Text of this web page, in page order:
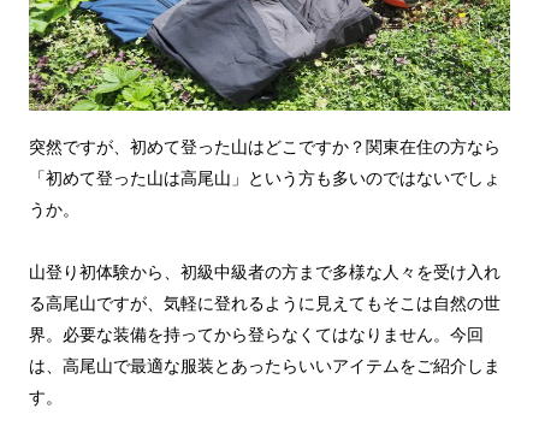
突然ですが、初めて登った山はどこですか？関東在住の方なら
「初めて登った山は高尾山」という方も多いのではないでしょ
うか。
山登り初体験から、初級中級者の方まで多様な人々を受け入れ
る高尾山ですが、気軽に登れるように見えてもそこは自然の世
界。必要な装備を持ってから登らなくてはなりません。今回
は、高尾山で最適な服装とあったらいいアイテムをご紹介しま
す。